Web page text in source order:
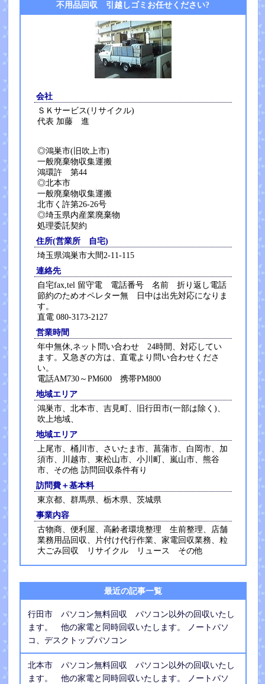
不用品回収 引越しゴミお任せください?
会社
ＳＫサービス(リサイクル)
代表 加藤 進
◎鴻巣市(旧吹上市)
一般廃棄物収集運搬
鴻環許 第44
◎北本市
一般廃棄物収集運搬
北市く許第26-26号
◎埼玉県内産業廃棄物
処理委託契約
住所(営業所 自宅)
埼玉県鴻巣市大間2-11-115
連絡先
自宅fax,tel 留守電 電話番号 名前 折り返し電話
節約のためオペレター無 日中は出先対応になりま
す。
直電 080-3173-2127
営業時間
年中無休,ネット問い合わせ 24時間、対応してい
ます。又急ぎの方は、直電より問い合わせくださ
い。
電話AM730～PM600 携帯PM800
地域エリア
鴻巣市、北本市、吉見町、旧行田市(一部は除く)、
吹上地域、
地域エリア
上尾市、桶川市、さいたま市、菖蒲市、白岡市、加
須市、川越市、東松山市、小川町、嵐山市、熊谷
市、その他 訪問回収条件有り
訪問費＋基本料
東京都、群馬県、栃木県、茨城県
事業内容
古物商、便利屋、高齢者環境整理 生前整理、店舗
業務用品回収、片付け代行作業、家電回収業務、粒
大ごみ回収 リサイクル リュース その他
最近の記事一覧
行田市 パソコン無料回収 パソコン以外の回収いたし
ます。 他の家電と同時回収いたします。 ノートパソ
コ、デスクトップパソコン
北本市 パソコン無料回収 パソコン以外の回収いたし
ます。 他の家電と同時回収いたします。 ノートパソ